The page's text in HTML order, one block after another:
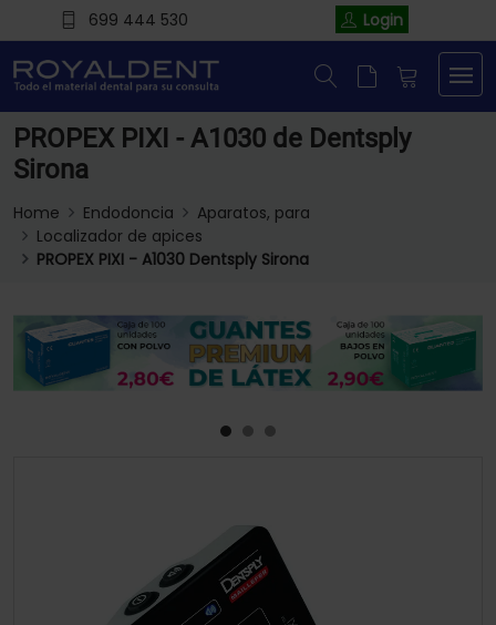
699 444 530 Login
PROPEX PIXI - A1030 de Dentsply
Sirona
Home Endodoncia
Aparatos, para
Localizador de apices
PROPEX PIXI - A1030 Dentsply Sirona